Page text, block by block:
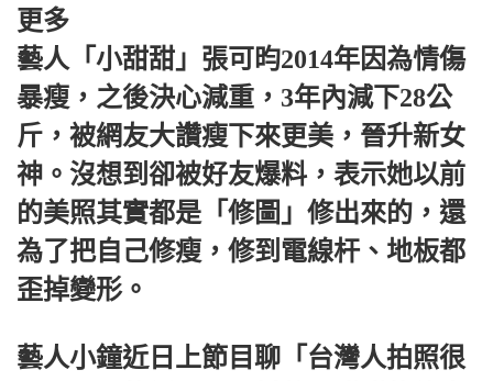
更多
藝人「小甜甜」張可昀2014年因為情傷
暴瘦，之後決心減重，3年內減下28公
斤，被網友大讚瘦下來更美，晉升新女
神。沒想到卻被好友爆料，表示她以前
的美照其實都是「修圖」修出來的，還
為了把自己修瘦，修到電線杆、地板都
歪掉變形。
藝人小鐘近日上節目聊「台灣人拍照很